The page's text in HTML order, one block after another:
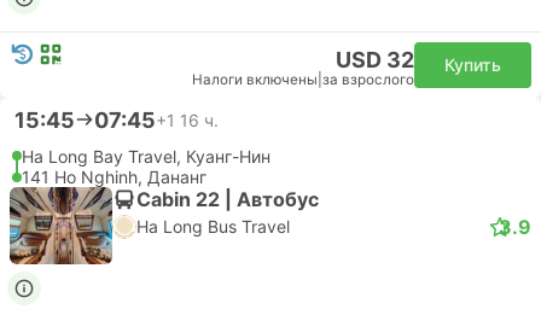
USD 32
Налоги включены за взрослого
Купить
15:45 07:45+1 16 ч.
Ha Long Bay Travel, Куанг-Нин
141 Ho Nghinh, Дананг
Cabin 22 | Автобус
Ha Long Bus Travel 3.9